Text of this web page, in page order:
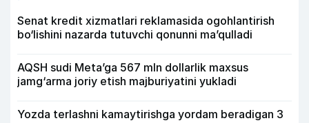
Senat kredit xizmatlari reklamasida ogohlantirish
bo‘lishini nazarda tutuvchi qonunni ma’qulladi
AQSH sudi Meta’ga 567 mln dollarlik maxsus
jamg‘arma joriy etish majburiyatini yukladi
Yozda terlashni kamaytirishga yordam beradigan 3